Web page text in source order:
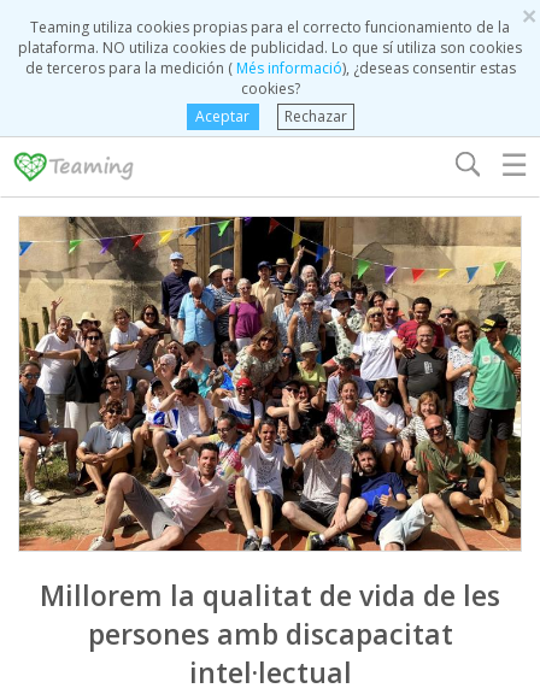
×
Teaming utiliza cookies propias para el correcto funcionamiento de la
plataforma. NO utiliza cookies de publicidad. Lo que sí utiliza son cookies
de terceros para la medición (Més informació), ¿deseas consentir estas
cookies?
Aceptar
Rechazar
☰
Millorem la qualitat de vida de les
persones amb discapacitat
intel·lectual